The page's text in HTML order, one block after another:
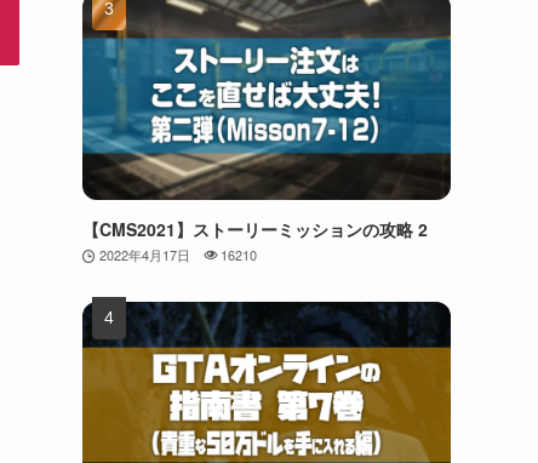
【CMS2021】ストーリーミッションの攻略 2
2022年4月17日 16210